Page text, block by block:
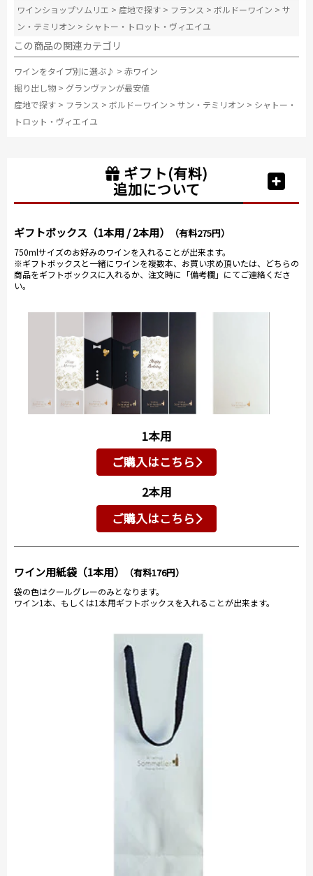
ワインショップソムリエ > 産地で探す > フランス >ボルドーワイン >サ
ン・テミリオン > シャトー・トロット・ヴィエイユ
この商品の関連カテゴリ
ワインをタイプ別に選ぶ♪ > 赤ワイン
掘り出し物 > グランヴァンが最安値
産地で探す > フランス > ボルドーワイン > サン・テミリオン > シャトー・
トロット・ヴィエイユ
ギフト(有料)
追加について
ギフトボックス（1本用 / 2本用） （有料275円）
750mlサイズのお好みのワインを入れることが出来ます。
※ギフトボックスと一緒にワインを複数本、お買い求め頂いたは、どちらの
商品をギフトボックスに入れるか、注文時に「備考欄」にてご連絡くださ
い。
1本用
ご購入はこちら
2本用
ご購入はこちら
ワイン用紙袋（1本用） （有料176円）
袋の色はクールグレーのみとなります。
ワイン1本、もしくは1本用ギフトボックスを入れることが出来ます。